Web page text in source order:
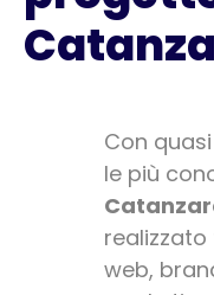
Con
le più
web,